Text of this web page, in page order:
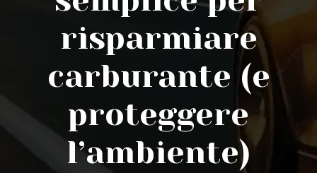
risparmiare
carburante (e
proteggere
l’ambiente)